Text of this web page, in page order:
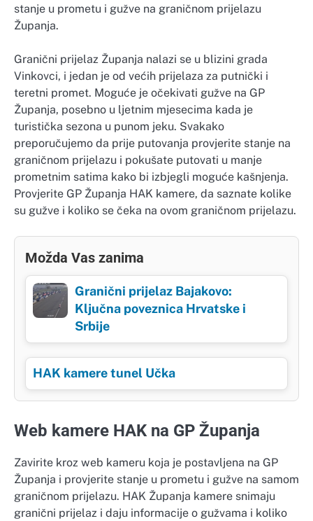
stanje u prometu i gužve na graničnom prijelazu
Županja.
Granični prijelaz Županja nalazi se u blizini grada
Vinkovci, i jedan je od većih prijelaza za putnički i
teretni promet. Moguće je očekivati gužve na GP
Županja, posebno u ljetnim mjesecima kada je
turistička sezona u punom jeku. Svakako
preporučujemo da prije putovanja provjerite stanje na
graničnom prijelazu i pokušate putovati u manje
prometnim satima kako bi izbjegli moguće kašnjenja.
Provjerite GP Županja HAK kamere, da saznate kolike
su gužve i koliko se čeka na ovom graničnom prijelazu.
Možda Vas zanima
Granični prijelaz Bajakovo:
Ključna poveznica Hrvatske i
Srbije
HAK kamere tunel Učka
Web kamere HAK na GP Županja
Zavirite kroz web kameru koja je postavljena na GP
Županja i provjerite stanje u prometu i gužve na samom
graničnom prijelazu. HAK Županja kamere snimaju
granični prijelaz i daju informacije o gužvama i koliko